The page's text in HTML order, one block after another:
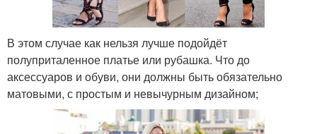
В этом случае как нельзя лучше подойдёт
полуприталенное платье или рубашка. Что до
аксессуаров и обуви, они должны быть обязательно
матовыми, с простым и невычурным дизайном;